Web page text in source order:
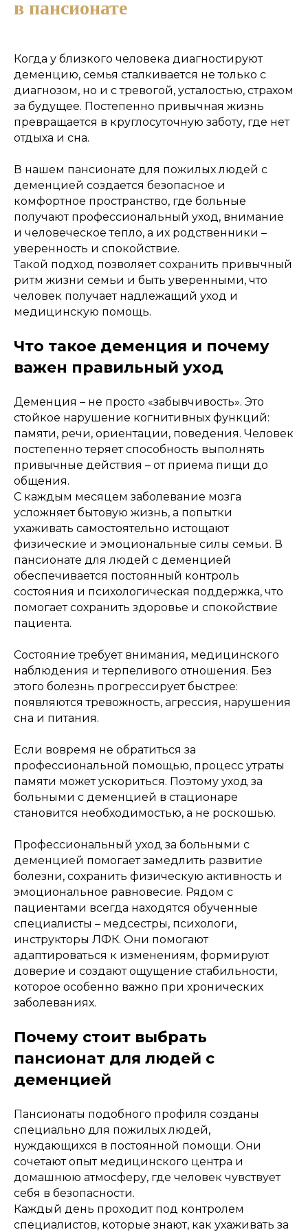
в пансионате
Когда у близкого человека диагностируют
деменцию, семья сталкивается не только с
диагнозом, но и с тревогой, усталостью, страхом
за будущее. Постепенно привычная жизнь
превращается в круглосуточную заботу, где нет
отдыха и сна.
В нашем пансионате для пожилых людей с
деменцией создается безопасное и
комфортное пространство, где больные
получают профессиональный уход, внимание
и человеческое тепло, а их родственники –
уверенность и спокойствие.
Такой подход позволяет сохранить привычный
ритм жизни семьи и быть уверенными, что
человек получает надлежащий уход и
медицинскую помощь.
Что такое деменция и почему
важен правильный уход
Деменция – не просто «забывчивость». Это
стойкое нарушение когнитивных функций:
памяти, речи, ориентации, поведения. Человек
постепенно теряет способность выполнять
привычные действия – от приема пищи до
общения.
С каждым месяцем заболевание мозга
усложняет бытовую жизнь, а попытки
ухаживать самостоятельно истощают
физические и эмоциональные силы семьи. В
пансионате для людей с деменцией
обеспечивается постоянный контроль
состояния и психологическая поддержка, что
помогает сохранить здоровье и спокойствие
пациента.
Состояние требует внимания, медицинского
наблюдения и терпеливого отношения. Без
этого болезнь прогрессирует быстрее:
появляются тревожность, агрессия, нарушения
сна и питания.
Если вовремя не обратиться за
профессиональной помощью, процесс утраты
памяти может ускориться. Поэтому уход за
больными с деменцией в стационаре
становится необходимостью, а не роскошью.
Профессиональный уход за больными с
деменцией помогает замедлить развитие
болезни, сохранить физическую активность и
эмоциональное равновесие. Рядом с
пациентами всегда находятся обученные
специалисты – медсестры, психологи,
инструкторы ЛФК. Они помогают
адаптироваться к изменениям, формируют
доверие и создают ощущение стабильности,
которое особенно важно при хронических
заболеваниях.
Почему стоит выбрать
пансионат для людей с
деменцией
Пансионаты подобного профиля созданы
специально для пожилых людей,
нуждающихся в постоянной помощи. Они
сочетают опыт медицинского центра и
домашнюю атмосферу, где человек чувствует
себя в безопасности.
Каждый день проходит под контролем
специалистов, которые знают, как ухаживать за